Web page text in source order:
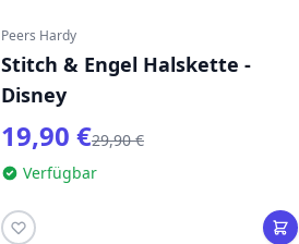
Peers Hardy
Stitch & Engel Halskette -
Disney
19,90 €29,90 €
Verfügbar